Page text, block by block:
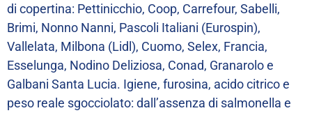
di copertina: Pettinicchio, Coop, Carrefour, Sabelli,
Brimi, Nonno Nanni, Pascoli Italiani (Eurospin),
Vallelata, Milbona (Lidl), Cuomo, Selex, Francia,
Esselunga, Nodino Deliziosa, Conad, Granarolo e
Galbani Santa Lucia. Igiene, furosina, acido citrico e
peso reale sgocciolato: dall’assenza di salmonella e